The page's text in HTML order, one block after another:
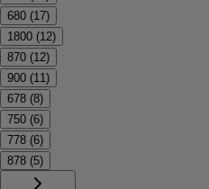
680 (17)
1800 (12)
870 (12)
900 (11 )
678 (8)
750 (6)
778 (6)
878 (5)